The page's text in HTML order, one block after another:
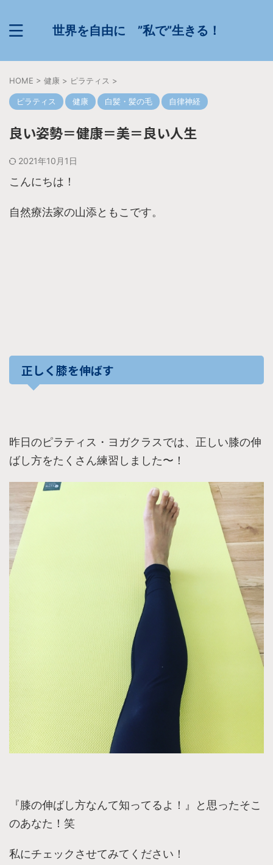
世界を自由に ”私で”生きる！
HOME > 健康 > ピラティス >
ピラティス 健康 白髪・髪の毛 自律神経
良い姿勢＝健康＝美＝良い人生
2021年10月1日
こんにちは！
自然療法家の山添ともこです。
正しく膝を伸ばす
昨日のピラティス・ヨガクラスでは、正しい膝の伸
ばし方をたくさん練習しました〜！
『膝の伸ばし方なんて知ってるよ！』と思ったそこ
のあなた！笑
私にチェックさせてみてください！